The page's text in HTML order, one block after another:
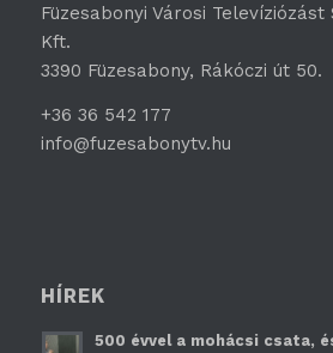
Füzesabonyi Városi
Kft.
3390 Füzesabony, Rákóczi út 50.
+36 36 542 177
info@fuzesabonytv.hu
HÍREK
500 évvel a mohácsi csata,